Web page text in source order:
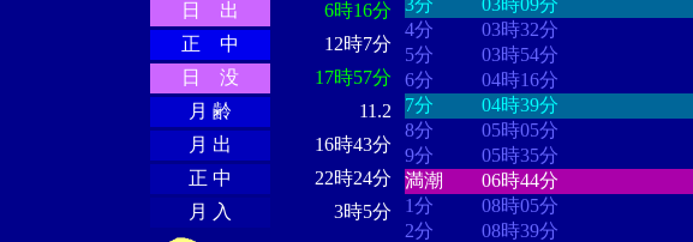
日 出
6時16分
正 中
12時7分
日 没
17時57分
月 齢
11.2
月 出
16時43分
正 中
22時24分
月 入
3時5分
3分
03時09分
4分
03時32分
5分
03時54分
6分
04時16分
7分
04時39分
8分
05時05分
9分
05時35分
満潮
06時44分
1分
08時05分
2分
08時39分